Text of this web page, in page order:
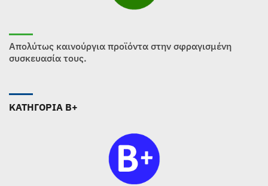
Απολύτως καινούργια προϊόντα στην σφραγισμένη
συσκευασία τους.
ΚΑΤΗΓΟΡΙΑ B+